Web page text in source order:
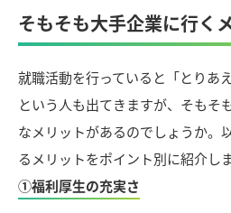
そもそも大手企業に行く
就職活動を行っていると「とりあ
という人も出てきますが、そもそ
なメリットがあるのでしょうか。
るメリットをポイント別に紹介しま
①福利厚生の充実さ